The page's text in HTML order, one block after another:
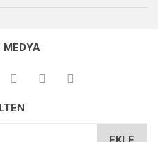
bulunuyor.
olmalı.
MEDYA